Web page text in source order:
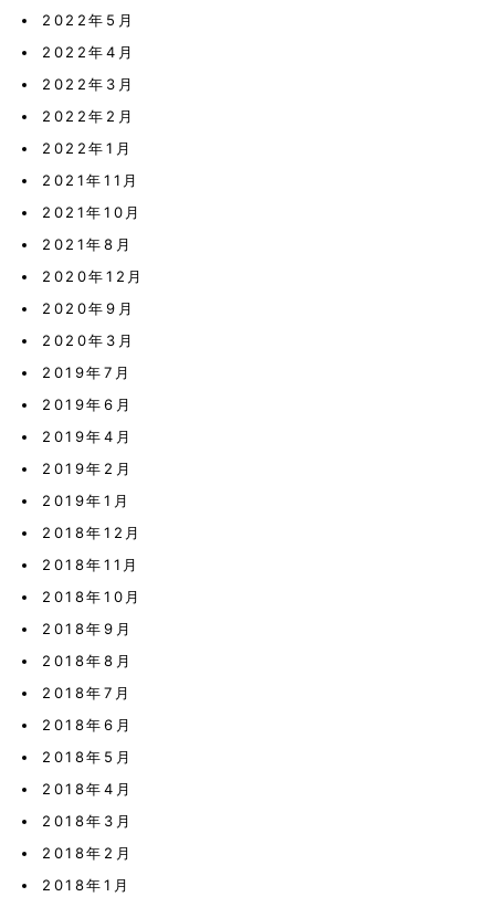
2022年5月
2022年4月
2022年3月
2022年2月
2022年1月
2021年11月
2021年10月
2021年8月
2020年12月
2020年9月
2020年3月
2019年7月
2019年6月
2019年4月
2019年2月
2019年1月
2018年12月
2018年11月
2018年10月
2018年9月
2018年8月
2018年7月
2018年6月
2018年5月
2018年4月
2018年3月
2018年2月
2018年1月